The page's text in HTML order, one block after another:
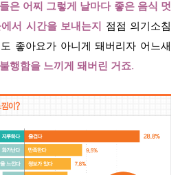
은 어찌 그렇게 날마다 좋은 음식 멋
서 시간을 보내는지
점점 의기소침
좋아요가 아니게 돼버리자 어느새
행함을 느끼게 돼버린 거죠.